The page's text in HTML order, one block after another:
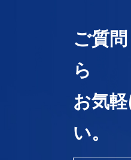
ご質
ら
お気
い。